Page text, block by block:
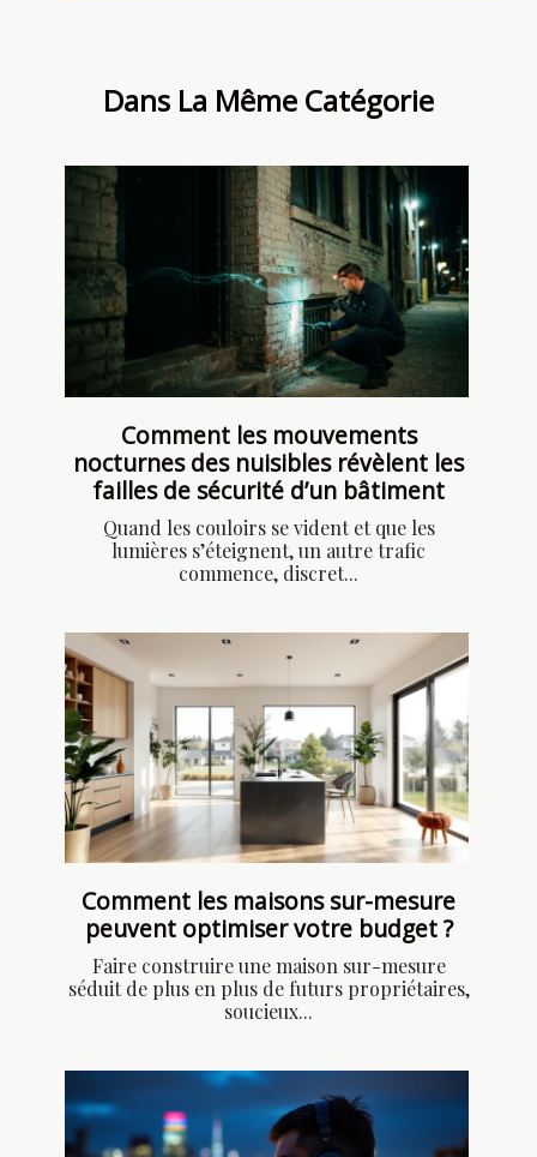
Dans La Même Catégorie
Comment les mouvements
nocturnes des nuisibles révèlent les
failles de sécurité d’un bâtiment
Quand les couloirs se vident et que les
lumières s’éteignent, un autre trafic
commence, discret...
Comment les maisons sur-mesure
peuvent optimiser votre budget ?
Faire construire une maison sur-mesure
séduit de plus en plus de futurs propriétaires,
soucieux...